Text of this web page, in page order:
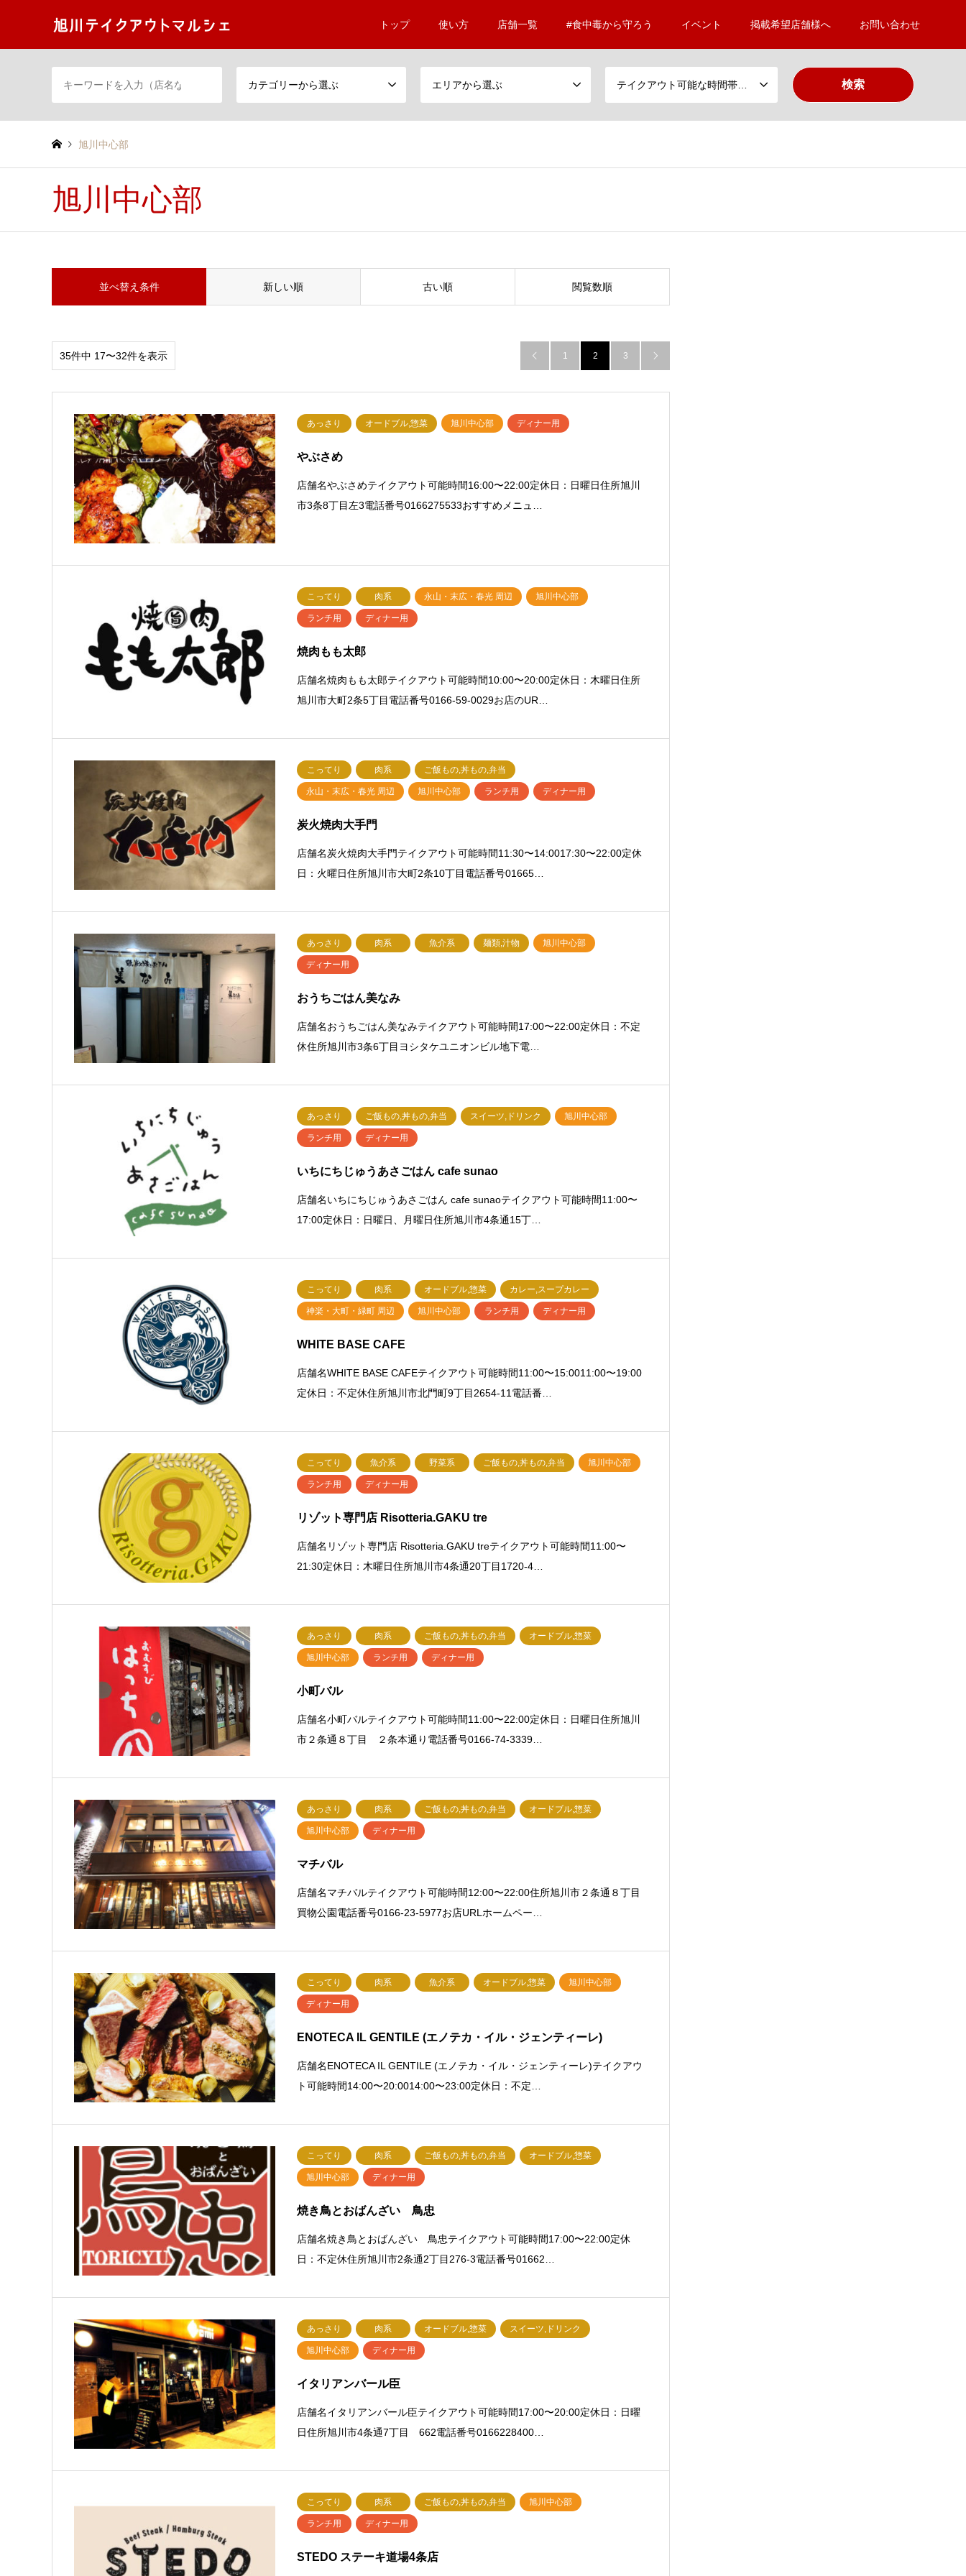
トップ 使い方 店舗一覧 #食中毒から守ろう イベント 掲載希望店舗様へ お問い合わせ
カテゴリーから選ぶ エリアから選ぶ
旭川中心部
旭川中心部
並べ替え条件 新しい順 古い順 閲覧数順
35件中 17〜32件を表示  1 2 3 
あっさり オードブル,惣菜 旭川中心部 ディナー用
やぶさめ
店舗名やぶさめテイクアウト可能時間16:00〜22:00定休日：日曜日住所旭川
市3条8丁目左3電話番号0166275533おすすめメニュ…
こってり 肉系 永山・末広・春光 周辺 旭川中心部
ランチ用 ディナー用
焼肉もも太郎
店舗名焼肉もも太郎テイクアウト可能時間10:00〜20:00定休日：木曜日住所
旭川市大町2条5丁目電話番号0166-59-0029お店のUR…
こってり 肉系 ご飯もの,丼もの,弁当
永山・末広・春光 周辺 旭川中心部 ランチ用 ディナー用
炭火焼肉大手門
店舗名炭火焼肉大手門テイクアウト可能時間11:30〜14:0017:30〜22:00定休
日：火曜日住所旭川市大町2条10丁目電話番号01665…
あっさり 肉系 魚介系 麺類,汁物 旭川中心部
ディナー用
おうちごはん美なみ
店舗名おうちごはん美なみテイクアウト可能時間17:00〜22:00定休日：不定
休住所旭川市3条6丁目ヨシタケユニオンビル地下電…
あっさり ご飯もの,丼もの,弁当 スイーツ,ドリンク 旭川中心部
ランチ用 ディナー用
いちにちじゅうあさごはん cafe sunao
店舗名いちにちじゅうあさごはん cafe sunaoテイクアウト可能時間11:00〜
17:00定休日：日曜日、月曜日住所旭川市4条通15丁…
こってり 肉系 オードブル,惣菜 カレー,スープカレー
神楽・大町・緑町 周辺 旭川中心部 ランチ用 ディナー用
WHITE BASE CAFE
店舗名WHITE BASE CAFEテイクアウト可能時間11:00〜15:0011:00〜19:00
定休日：不定休住所旭川市北門町9丁目2654-11電話番…
こってり 魚介系 野菜系 ご飯もの,丼もの,弁当 旭川中心部
ランチ用 ディナー用
リゾット専門店 Risotteria.GAKU tre
店舗名リゾット専門店 Risotteria.GAKU treテイクアウト可能時間11:00〜
21:30定休日：木曜日住所旭川市4条通20丁目1720-4…
あっさり 肉系 ご飯もの,丼もの,弁当 オードブル,惣菜
旭川中心部 ランチ用 ディナー用
小町バル
店舗名小町バルテイクアウト可能時間11:00〜22:00定休日：日曜日住所旭川
市２条通８丁目 ２条本通り電話番号0166-74-3339…
あっさり 肉系 ご飯もの,丼もの,弁当 オードブル,惣菜
旭川中心部 ディナー用
マチバル
店舗名マチバルテイクアウト可能時間12:00〜22:00住所旭川市２条通８丁目
買物公園電話番号0166-23-5977お店URLホームペー…
こってり 肉系 魚介系 オードブル,惣菜 旭川中心部
ディナー用
ENOTECA IL GENTILE (エノテカ・イル・ジェンティーレ)
店舗名ENOTECA IL GENTILE (エノテカ・イル・ジェンティーレ)テイクアウ
ト可能時間14:00〜20:0014:00〜23:00定休日：不定…
こってり 肉系 ご飯もの,丼もの,弁当 オードブル,惣菜
旭川中心部 ディナー用
焼き鳥とおばんざい 鳥忠
店舗名焼き鳥とおばんざい 鳥忠テイクアウト可能時間17:00〜22:00定休
日：不定休住所旭川市2条通2丁目276-3電話番号01662…
あっさり 肉系 オードブル,惣菜 スイーツ,ドリンク
旭川中心部 ディナー用
イタリアンバール臣
店舗名イタリアンバール臣テイクアウト可能時間17:00〜20:00定休日：日曜
日住所旭川市4条通7丁目 662電話番号0166228400…
こってり 肉系 ご飯もの,丼もの,弁当 旭川中心部
ランチ用 ディナー用
STEDO ステーキ道場4条店